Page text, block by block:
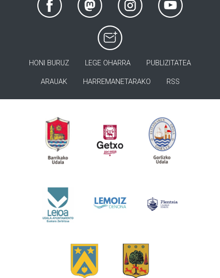
HONI BURUZ LEGE OHARRA PUBLIZITATEA
ARAUAK HARREMANETARAKO RSS